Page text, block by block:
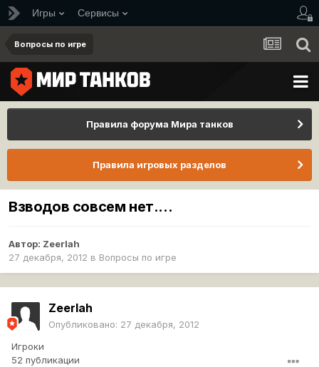
Игры Сервисы
Вопросы по игре
Правила форума Мира танков
Правила игровых разделов
Взводов совсем нет....
Автор: Zeerlah
27 декабря, 2012 в Вопросы по игре
Zeerlah
Опубликовано: 27 декабря, 2012
Игроки
52 публикации